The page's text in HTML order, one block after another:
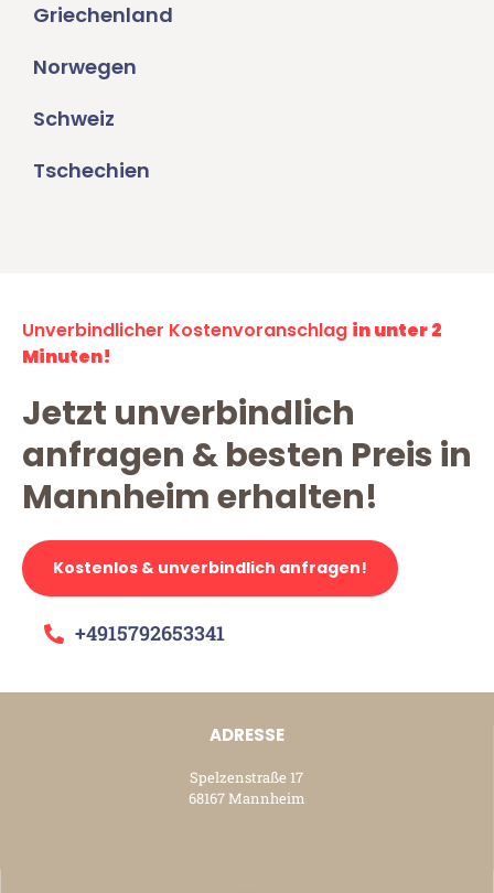
Griechenland
Norwegen
Schweiz
Tschechien
Unverbindlicher Kostenvoranschlag in unter 2
Minuten!
Jetzt unverbindlich
anfragen & besten Preis in
Mannheim erhalten!
Kostenlos & unverbindlich anfragen!
+4915792653341
ADRESSE
Spelzenstraße 17
68167 Mannheim